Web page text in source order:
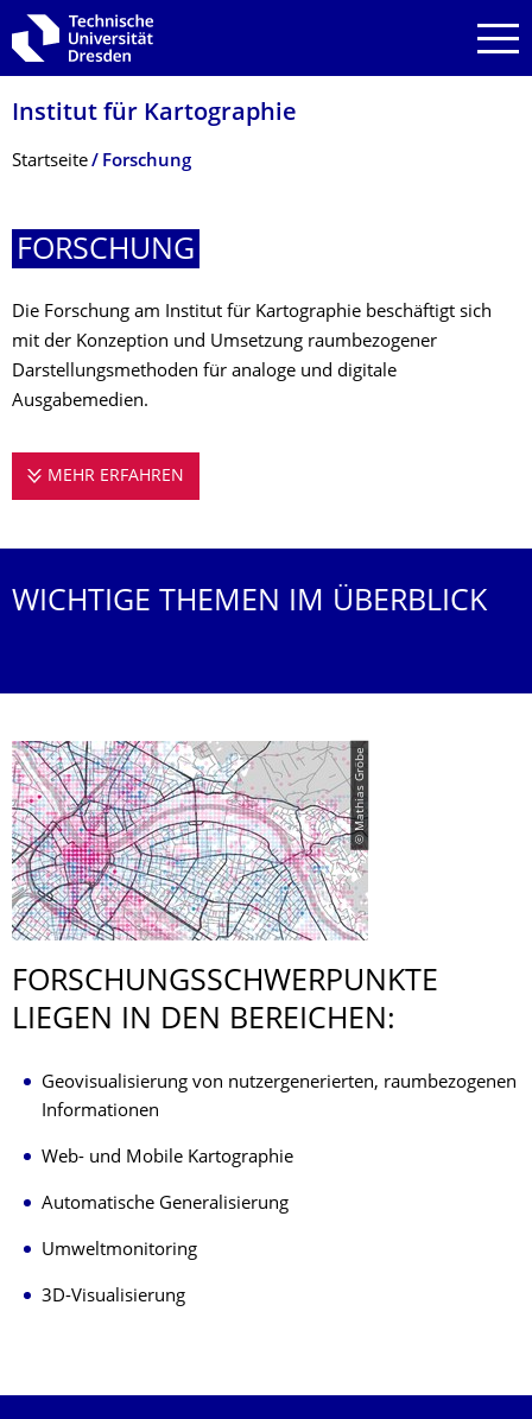
Zur Hauptnavigation springen
Zur Suche springen
Zum Inhalt springen
Institut für Kartographie
Breadcrumb-Menü
Startseite Forschung
FORSCHUNG
Die Forschung am Institut für Kartographie beschäftigt sich
mit der Konzeption und Umsetzung raumbezogener
Darstellungsmethoden für analoge und digitale
Ausgabemedien.
MEHR ERFAHREN
WICHTIGE THEMEN IM ÜBERBLICK
© Mathias Gröbe
FORSCHUNGS­SCHWERPUNKTE
LIEGEN IN DEN BEREICHEN:
Geovisualisierung von nutzergenerierten, raumbezogenen
Informationen
Web- und Mobile Kartographie
Automatische Generalisierung
Umweltmonitoring
3D-Visualisierung